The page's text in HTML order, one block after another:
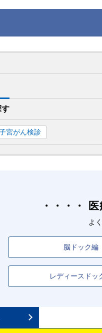
す
宮がん検診
よ
脳ドック編
レディースドッ